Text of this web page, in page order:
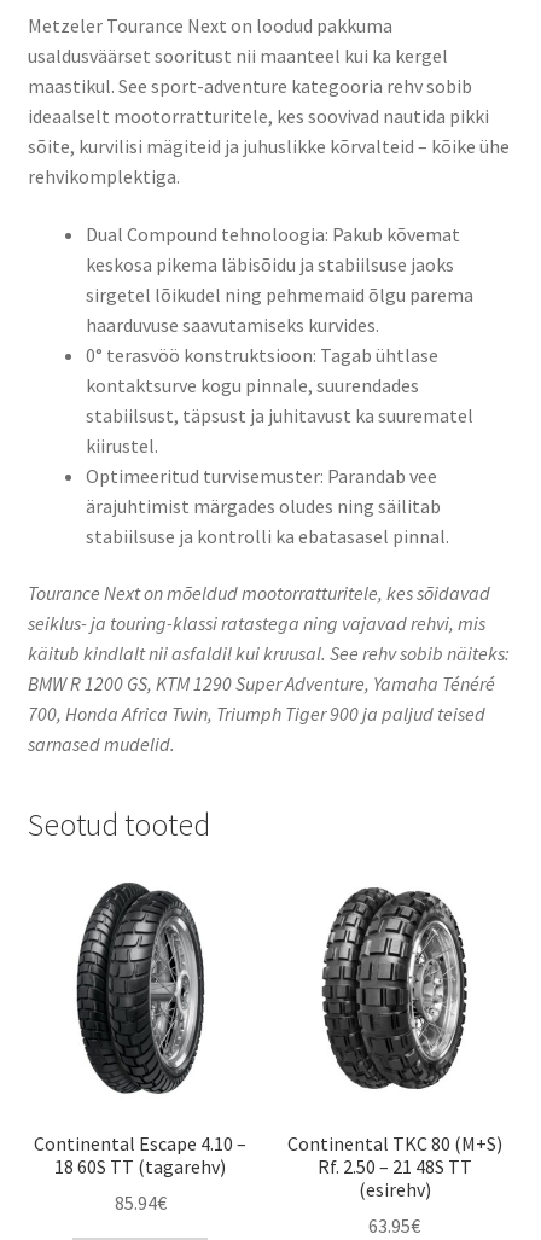
Metzeler Tourance Next on loodud pakkuma
usaldusväärset sooritust nii maanteel kui ka kergel
maastikul. See sport-adventure kategooria rehv sobib
ideaalselt mootorratturitele, kes soovivad nautida pikki
sõite, kurvilisi mägiteid ja juhuslikke kõrvalteid – kõike ühe
rehvikomplektiga.
Dual Compound tehnoloogia: Pakub kõvemat
keskosa pikema läbisõidu ja stabiilsuse jaoks
sirgetel lõikudel ning pehmemaid õlgu parema
haarduvuse saavutamiseks kurvides.
0° terasvöö konstruktsioon: Tagab ühtlase
kontaktsurve kogu pinnale, suurendades
stabiilsust, täpsust ja juhitavust ka suurematel
kiirustel.
Optimeeritud turvisemuster: Parandab vee
ärajuhtimist märgades oludes ning säilitab
stabiilsuse ja kontrolli ka ebatasasel pinnal.
Tourance Next on mõeldud mootorratturitele, kes sõidavad
seiklus- ja touring-klassi ratastega ning vajavad rehvi, mis
käitub kindlalt nii asfaldil kui kruusal. See rehv sobib näiteks:
BMW R 1200 GS, KTM 1290 Super Adventure, Yamaha Ténéré
700, Honda Africa Twin, Triumph Tiger 900 ja paljud teised
sarnased mudelid.
Seotud tooted
Continental Escape 4.10 –
18 60S TT (tagarehv)
85.94€
Continental TKC 80 (M+S)
Rf. 2.50 – 21 48S TT
(esirehv)
63.95€